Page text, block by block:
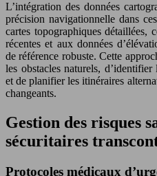
L’intégration des données
précision navigationnelle dans
cartes topographiques détaillées,
récentes et aux données
de référence robuste. Cette
les obstacles naturels,
et de planifier les itinéraires
changeants.
Gestion des risques
sécuritaires
Protocoles médicaux